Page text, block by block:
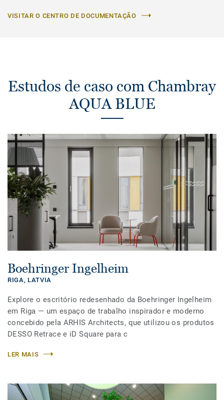
VISITAR O CENTRO DE DOCUMENTAÇÃO
Estudos de caso com Chambray
AQUA BLUE
Boehringer Ingelheim
RIGA, LATVIA
Explore o escritório redesenhado da Boehringer Ingelheim
em Riga — um espaço de trabalho inspirador e moderno
concebido pela ARHIS Architects, que utilizou os produtos
DESSO Retrace e iD Square para c
LER MAIS